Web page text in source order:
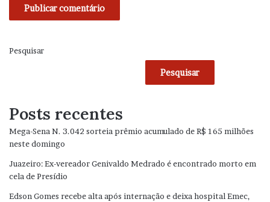
Pesquisar
Pesquisar
Posts recentes
Mega-Sena N. 3.042 sorteia prêmio acumulado de R$ 165 milhões
neste domingo
Juazeiro: Ex-vereador Genivaldo Medrado é encontrado morto em
cela de Presídio
Edson Gomes recebe alta após internação e deixa hospital Emec,